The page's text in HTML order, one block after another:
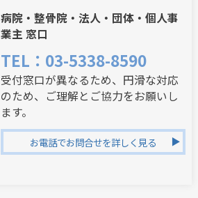
病院・整骨院・法人・団体・個人事
業主 窓口
TEL：03-5338-8590
受付窓口が異なるため、円滑な対応
のため、ご理解とご協力をお願いし
ます。
お電話でお問合せを詳しく見る